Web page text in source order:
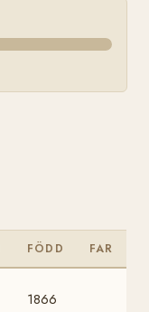
FÖDD FAR
1866